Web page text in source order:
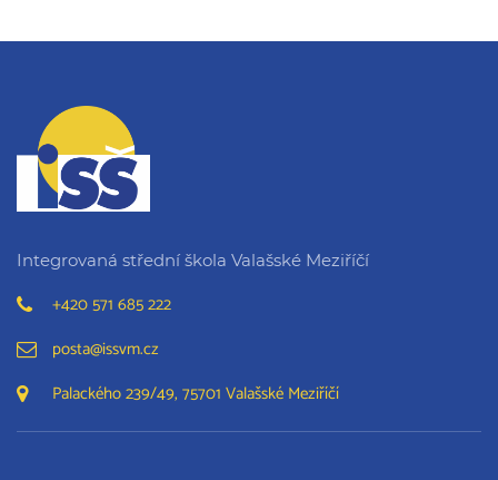
Integrovaná střední škola Valašské Meziříčí
+420 571 685 222
posta@issvm.cz
Palackého 239/49, 75701 Valašské Meziříčí